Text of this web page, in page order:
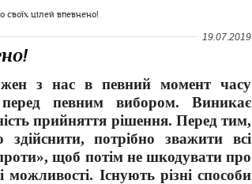
своїх цілей впевнено!
19.07.2019
з нас в певний момент часу
перед певним вибором. Виникає
прийняття рішення. Перед тим,
здійснити, потрібно зважити всі
щоб потім не шкодувати про
можливості. Існують різні способи